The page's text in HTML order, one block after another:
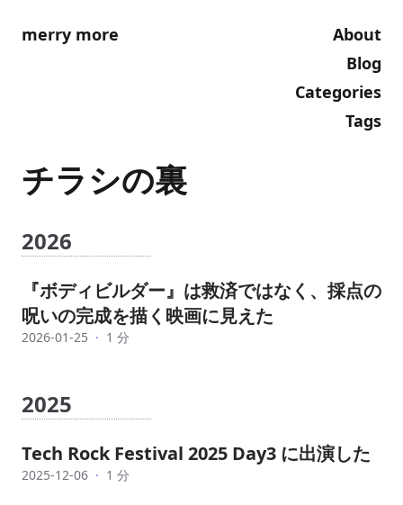
merry more
About
Blog
Categories
Tags
チラシの裏
2026
『ボディビルダー』は救済ではなく、採点の
呪いの完成を描く映画に見えた
2026-01-25 · 1 分
2025
Tech Rock Festival 2025 Day3 に出演した
2025-12-06 · 1 分